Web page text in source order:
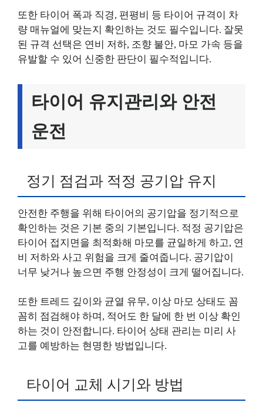
또한 타이어 폭과 직경, 편평비 등 타이어 규격이 차
량 매뉴얼에 맞는지 확인하는 것도 필수입니다. 잘못
된 규격 선택은 연비 저하, 조향 불안, 마모 가속 등을
유발할 수 있어 신중한 판단이 필수적입니다.
타이어 유지관리와 안전
운전
정기 점검과 적정 공기압 유지
안전한 주행을 위해 타이어의 공기압을 정기적으로
확인하는 것은 기본 중의 기본입니다. 적정 공기압은
타이어 접지면을 최적화해 마모를 균일하게 하고, 연
비 저하와 사고 위험을 크게 줄여줍니다. 공기압이
너무 낮거나 높으면 주행 안정성이 크게 떨어집니다.
또한 트레드 깊이와 균열 유무, 이상 마모 상태도 꼼
꼼히 점검해야 하며, 적어도 한 달에 한 번 이상 확인
하는 것이 안전합니다. 타이어 상태 관리는 미리 사
고를 예방하는 현명한 방법입니다.
타이어 교체 시기와 방법